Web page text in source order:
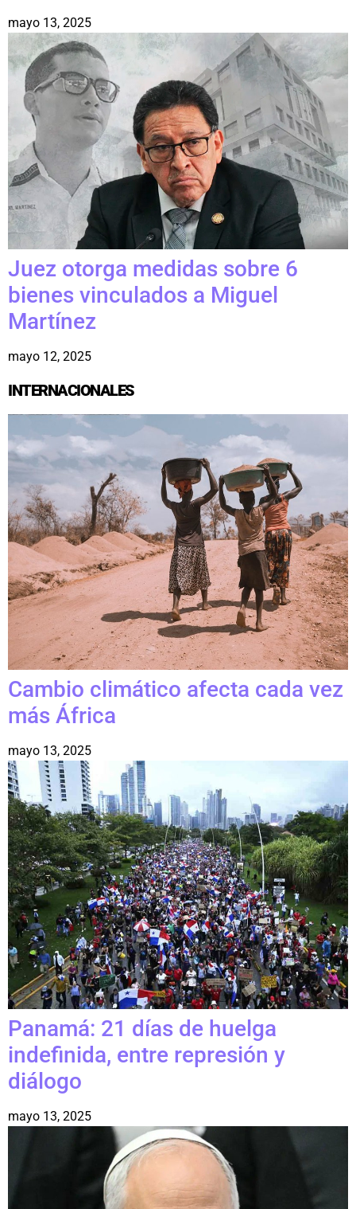
mayo 13, 2025
Juez otorga medidas sobre 6
bienes vinculados a Miguel
Martínez
mayo 12, 2025
INTERNACIONALES
Cambio climático afecta cada vez
más África
mayo 13, 2025
Panamá: 21 días de huelga
indefinida, entre represión y
diálogo
mayo 13, 2025